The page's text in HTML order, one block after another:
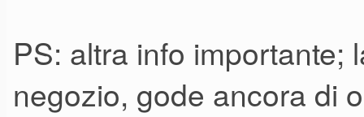
PS: altra info importante;
negozio, gode ancora di